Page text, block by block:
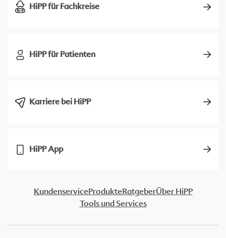
HiPP für Fachkreise
HiPP für Patienten
Karriere bei HiPP
HiPP App
KundenserviceProdukteRatgeberÜber HiPP
Tools und Services